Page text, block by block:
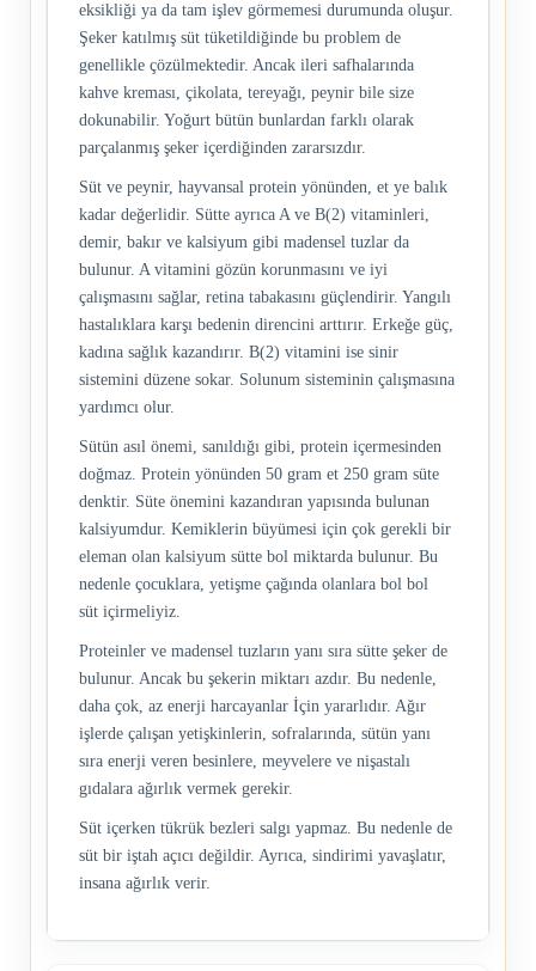
eksikliği ya da tam işlev görmemesi durumunda oluşur.
Şeker katılmış süt tüketildiğinde bu problem de
genellikle çözülmektedir. Ancak ileri safhalarında
kahve kreması, çikolata, tereyağı, peynir bile size
dokunabilir. Yoğurt bütün bunlardan farklı olarak
parçalanmış şeker içerdiğinden zararsızdır.
Süt ve peynir, hayvansal protein yönünden, et ye balık
kadar değerlidir. Sütte ayrıca A ve B(2) vitaminleri,
demir, bakır ve kalsiyum gibi madensel tuzlar da
bulunur. A vitamini gözün korunmasını ve iyi
çalışmasını sağlar, retina tabakasını güçlendirir. Yangılı
hastalıklara karşı bedenin direncini arttırır. Erkeğe güç,
kadına sağlık kazandırır. B(2) vitamini ise sinir
sistemini düzene sokar. Solunum sisteminin çalışmasına
yardımcı olur.
Sütün asıl önemi, sanıldığı gibi, protein içermesinden
doğmaz. Protein yönünden 50 gram et 250 gram süte
denktir. Süte önemini kazandıran yapısında bulunan
kalsiyumdur. Kemiklerin büyümesi için çok gerekli bir
eleman olan kalsiyum sütte bol miktarda bulunur. Bu
nedenle çocuklara, yetişme çağında olanlara bol bol
süt içirmeliyiz.
Proteinler ve madensel tuzların yanı sıra sütte şeker de
bulunur. Ancak bu şekerin miktarı azdır. Bu nedenle,
daha çok, az enerji harcayanlar İçin yararlıdır. Ağır
işlerde çalışan yetişkinlerin, sofralarında, sütün yanı
sıra enerji veren besinlere, meyvelere ve nişastalı
gıdalara ağırlık vermek gerekir.
Süt içerken tükrük bezleri salgı yapmaz. Bu nedenle de
süt bir iştah açıcı değildir. Ayrıca, sindirimi yavaşlatır,
insana ağırlık verir.